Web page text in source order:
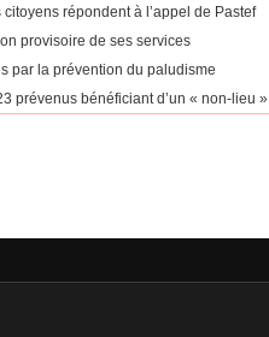
répondent à l’appel de Pastef
provisoire de ses services
par la prévention du paludisme
prévenus bénéficiant d’un « non-lieu »